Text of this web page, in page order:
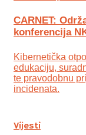
CARNET:
konferencija
Kibernetička
edukaciju,
te pravodobnu
incidenata.
Vijesti